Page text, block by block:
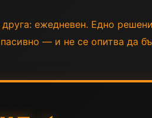
ежедневен. Едно
— и не се опитва да